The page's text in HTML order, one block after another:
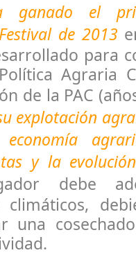
ganado el
de 2013
para
Agraria
de la PAC
explotación
y la
debe
climáticos,
una